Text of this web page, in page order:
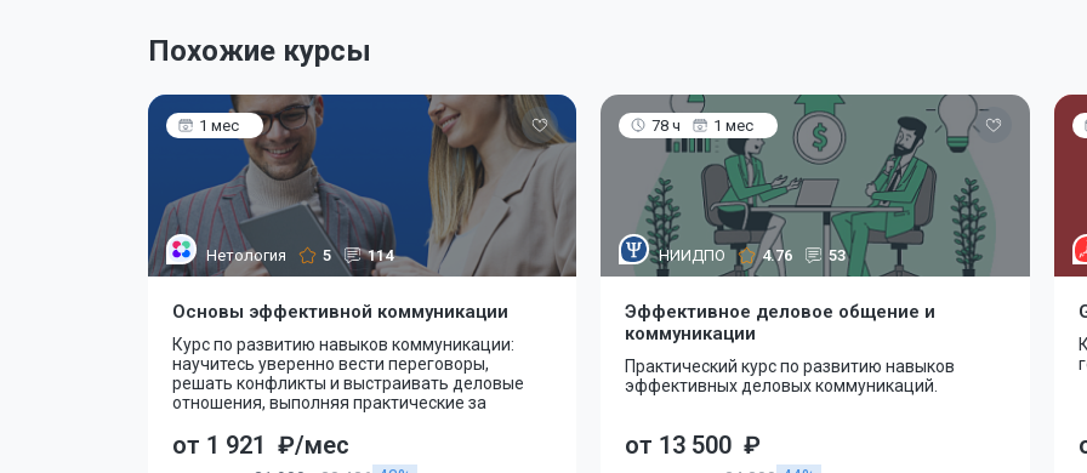
Похожие курсы
1 мес
Нетология 5 114
Основы эффективной коммуникации
Курс по развитию навыков коммуникации:
научитесь уверенно вести переговоры,
решать конфликты и выстраивать деловые
отношения, выполняя практические за
от 1 921 ₽/мес
78 ч 1 мес
НИИДПО 4.76 53
Эффективное деловое общение и
коммуникации
Практический курс по развитию навыков
эффективных деловых коммуникаций.
от 13 500 ₽